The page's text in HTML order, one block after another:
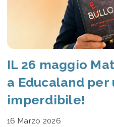
IL 26 maggio
a Educaland per
imperdibile!
16 Marzo 2026